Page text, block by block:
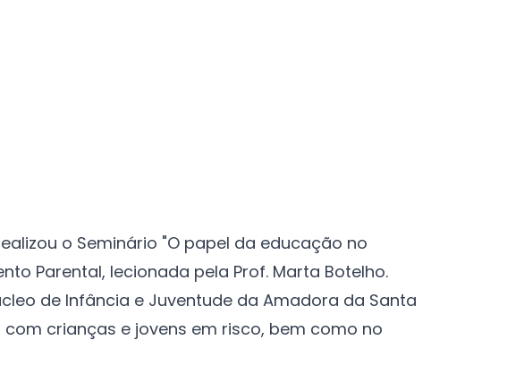
o Seminário "O papel da educação no
Parental, lecionada pela Prof. Marta Botelho.
de Infância e Juventude da Amadora da Santa
crianças e jovens em risco, bem como no